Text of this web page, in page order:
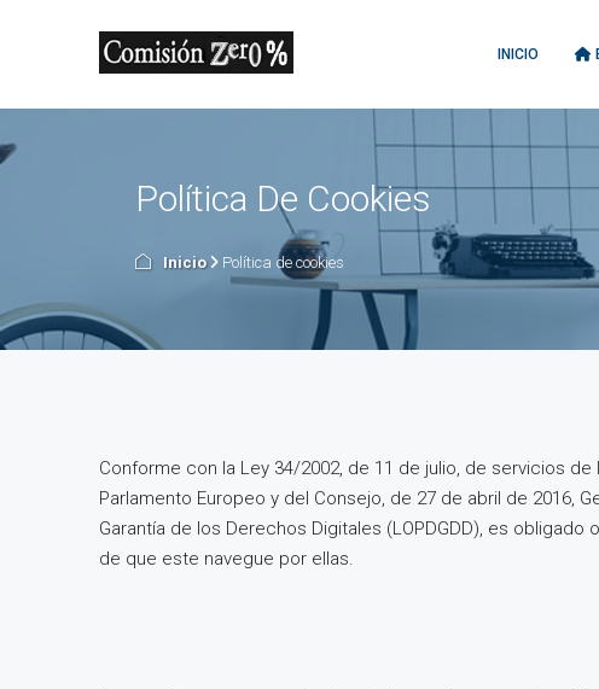
INICIO
Política De Cookies
Inicio Política de cookies
Conforme con la Ley 34/2002, de 11 de julio, de servicios
Parlamento Europeo y del Consejo, de 27 de abril de 2016,
Garantía de los Derechos Digitales (LOPDGDD), es
de que este navegue por ellas.